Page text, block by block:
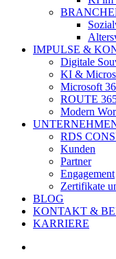
IMPULSE &
Digitale
KI &
Microsoft
ROUTE
Modern
RDS
Kunden
Partner
Engagement
Zertifikate
BLOG
KONTAKT &
KARRIERE